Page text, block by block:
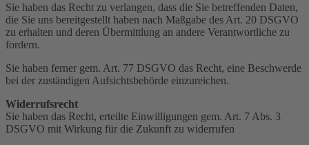
Sie haben das Recht zu verlangen, dass die Sie betreffenden Daten,
die Sie uns bereitgestellt haben nach Maßgabe des Art. 20 DSGVO
zu erhalten und deren Übermittlung an andere Verantwortliche zu
fordern.
Sie haben ferner gem. Art. 77 DSGVO das Recht, eine Beschwerde
bei der zuständigen Aufsichtsbehörde einzureichen.
Widerrufsrecht
Sie haben das Recht, erteilte Einwilligungen gem. Art. 7 Abs. 3
DSGVO mit Wirkung für die Zukunft zu widerrufen